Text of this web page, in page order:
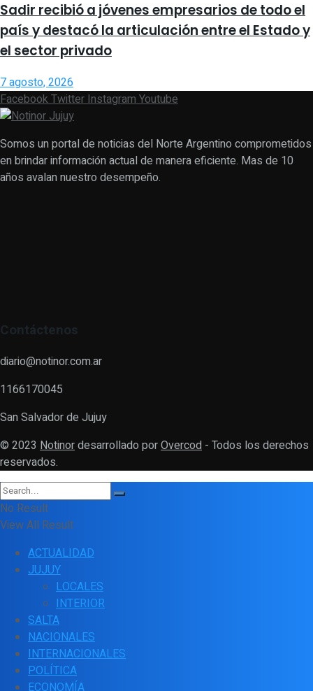
Sadir recibió a jóvenes empresarios de todo el
país y destacó la articulación entre el Estado y
el sector privado
7 agosto, 2026
FacebookTwitterInstagramYoutube
Somos un portal de noticias del Norte Argentino comprometidos
en brindar información actual de manera eficiente. Mas de 10
años avalan nuestro desempeño.
Contáctenos
diario@notinor.com.ar
1166170045
San Salvador de Jujuy
© 2023 Notinordesarrollado porOvercod - Todos los derechos
reservados.
No Result
View All Result
ACTUALIDAD
JUJUY
LOCALES
INTERIOR
SALTA
NACIONALES
INTERNACIONALES
POLÍTICA
ECONOMÍA